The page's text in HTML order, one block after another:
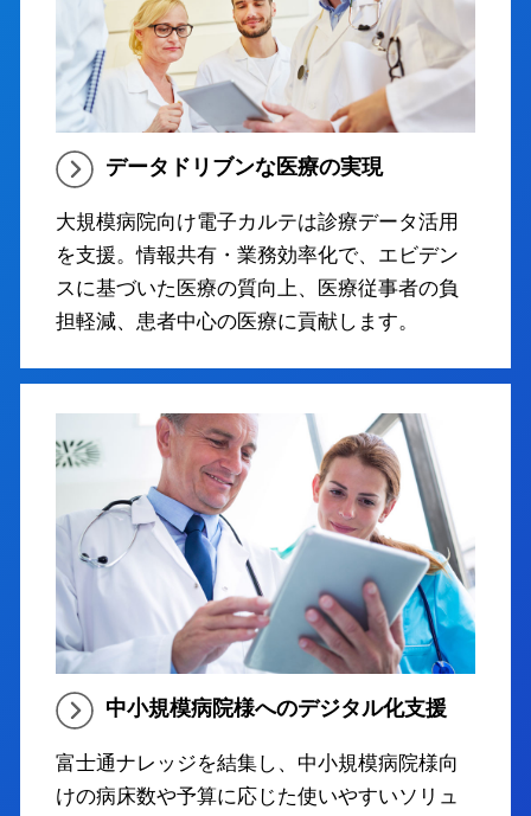
データドリブンな医療の実現
大規模病院向け電子カルテは診療データ活用
を支援。情報共有・業務効率化で、エビデン
スに基づいた医療の質向上、医療従事者の負
担軽減、患者中心の医療に貢献します。
中小規模病院様へのデジタル化支援
富士通ナレッジを結集し、中小規模病院様向
けの病床数や予算に応じた使いやすいソリュ